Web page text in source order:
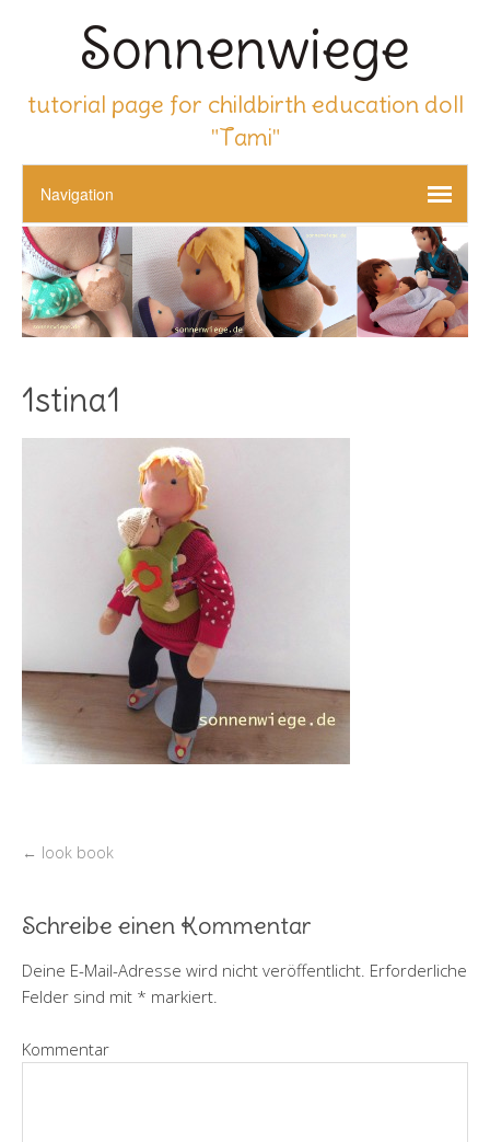
Sonnenwiege
tutorial page for childbirth education doll
"Tami"
1stina1
← look book
Schreibe einen Kommentar
Deine E-Mail-Adresse wird nicht veröffentlicht. Erforderliche
Felder sind mit * markiert.
Kommentar